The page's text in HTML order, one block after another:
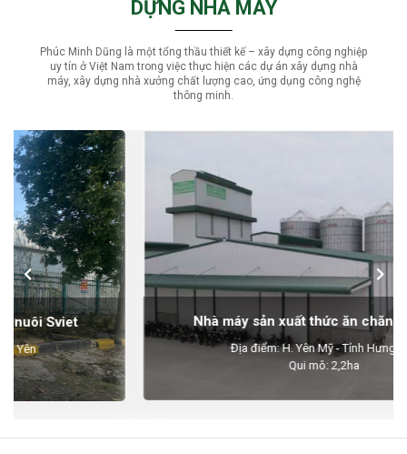
DỰNG NHÀ MÁY
Phúc Minh Dũng là một tổng thầu thiết kế – xây dựng công nghiệp
uy tín ở Việt Nam trong việc thực hiện các dự án xây dựng nhà
máy, xây dựng nhà xưởng chất lượng cao, ứng dụng công nghệ
thông minh.
Nhà máy sản xuất thức ăn chăn nuôi BGF
Địa điểm: H. Yên Mỹ - Tỉnh Hưng Yên